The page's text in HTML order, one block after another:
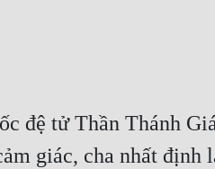
đệ tử Thần Thánh
giác, cha nhất định